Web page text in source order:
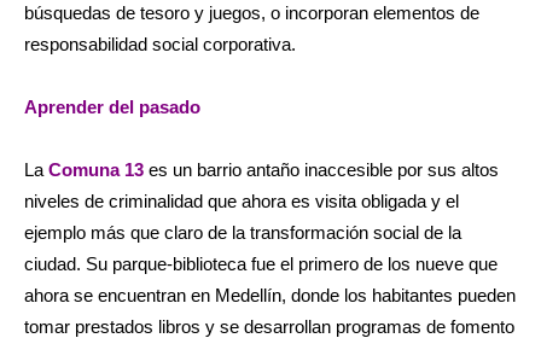
búsquedas de tesoro y juegos, o incorporan elementos de
responsabilidad social corporativa.
Aprender del pasado
La Comuna 13 es un barrio antaño inaccesible por sus altos
niveles de criminalidad que ahora es visita obligada y el
ejemplo más que claro de la transformación social de la
ciudad. Su parque-biblioteca fue el primero de los nueve que
ahora se encuentran en Medellín, donde los habitantes pueden
tomar prestados libros y se desarrollan programas de fomento